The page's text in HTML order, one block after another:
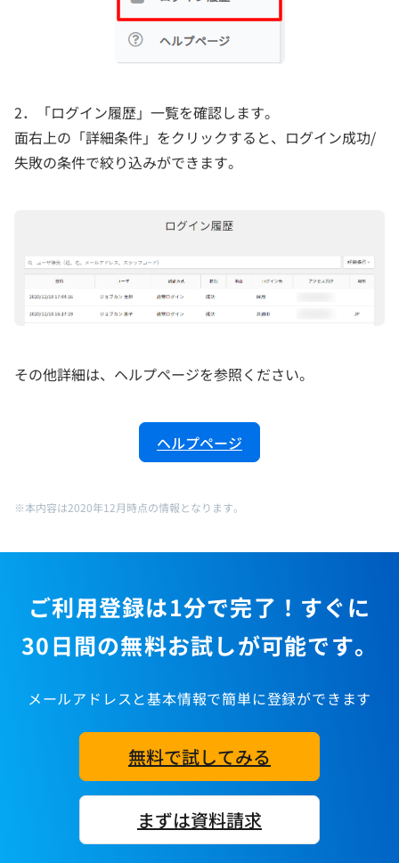
2．「ログイン履歴」一覧を確認します。
面右上の「詳細条件」をクリックすると、ログイン成功/
失敗の条件で絞り込みができます。
その他詳細は、ヘルプページを参照ください。
ヘルプページ
※本内容は2020年12月時点の情報となります。
ご利用登録は1分で完了！すぐに
30日間の無料お試しが可能です。
メールアドレスと基本情報で簡単に登録ができます
無料で試してみる
まずは資料請求